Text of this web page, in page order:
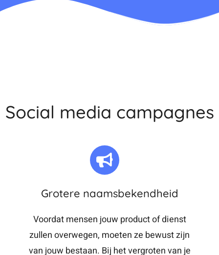
Social media campagnes
Grotere naamsbekendheid
Voordat mensen jouw product of dienst
zullen overwegen, moeten ze bewust zijn
van jouw bestaan. Bij het vergroten van je